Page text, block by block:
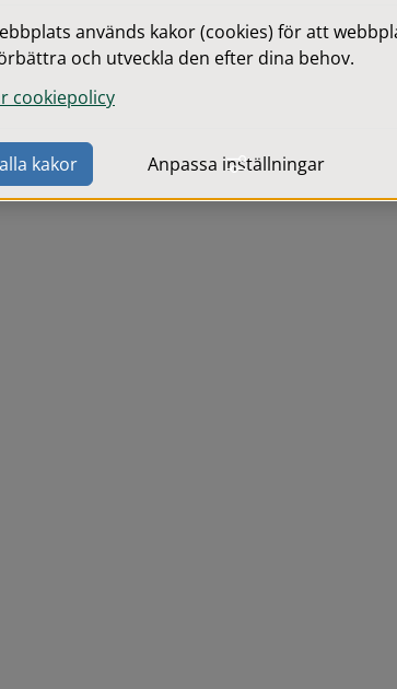
används kakor (cookies) för att
och utveckla den efter dina behov.
cookiepolicy
kakor Anpassa inställningar